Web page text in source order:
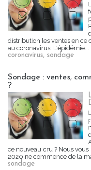
distribution les ventes en ce
au coronavirus. L'épidémie...
coronavirus, sondage
Sondage : ventes,
?
ce nouveau cru ? Nous
2020 ne commence de la
sondage